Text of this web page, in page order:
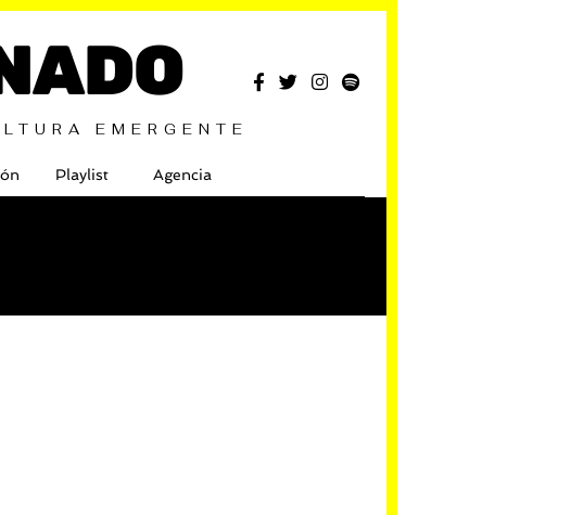
EMERGENTE
Playlist Agencia